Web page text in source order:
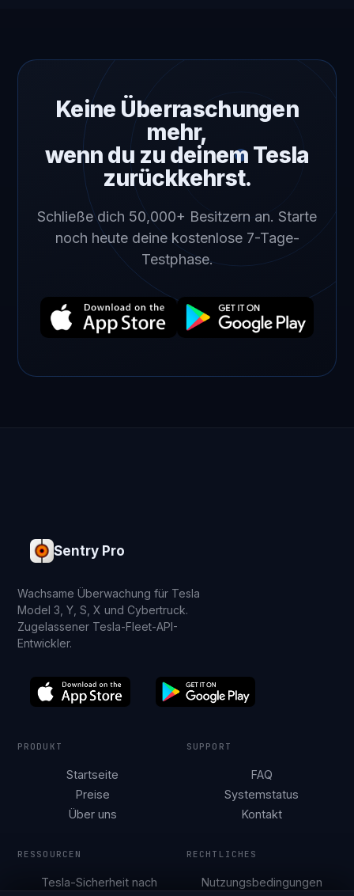
Keine Überraschungen
mehr,
wenn du zu deinem Tesla
zurückkehrst.
Schließe dich 50,000+ Besitzern an. Starte
noch heute deine kostenlose 7-Tage-
Testphase.
Sentry Pro
Wachsame Überwachung für Tesla
Model 3, Y, S, X und Cybertruck.
Zugelassener Tesla-Fleet-API-
Entwickler.
PRODUKT
Startseite
Preise
Über uns
SUPPORT
FAQ
Systemstatus
Kontakt
RESSOURCEN
Tesla-Sicherheit nach
RECHTLICHES
Nutzungsbedingungen